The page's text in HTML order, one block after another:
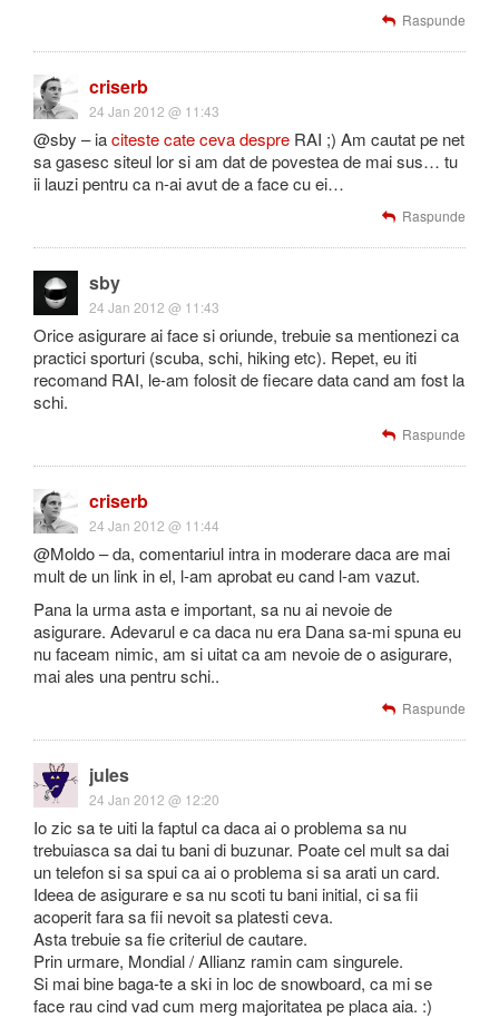
Raspunde
criserb
24 Jan 2012 @ 11:43
@sby – iaciteste cate ceva despre RAI ;) Am cautat pe net
sa gasesc siteul lor si am dat de povestea de mai sus… tu
ii lauzi pentru ca n-ai avut de a face cu ei…
Raspunde
sby
24 Jan 2012 @ 11:43
Orice asigurare ai face si oriunde, trebuie sa mentionezi ca
practici sporturi (scuba, schi, hiking etc). Repet, eu iti
recomand RAI, le-am folosit de fiecare data cand am fost la
schi.
Raspunde
criserb
24 Jan 2012 @ 11:44
@Moldo – da, comentariul intra in moderare daca are mai
mult de un link in el, l-am aprobat eu cand l-am vazut.
Pana la urma asta e important, sa nu ai nevoie de
asigurare. Adevarul e ca daca nu era Dana sa-mi spuna eu
nu faceam nimic, am si uitat ca am nevoie de o asigurare,
mai ales una pentru schi..
Raspunde
jules
24 Jan 2012 @ 12:20
Io zic sa te uiti la faptul ca daca ai o problema sa nu
trebuiasca sa dai tu bani di buzunar. Poate cel mult sa dai
un telefon si sa spui ca ai o problema si sa arati un card.
Ideea de asigurare e sa nu scoti tu bani initial, ci sa fii
acoperit fara sa fii nevoit sa platesti ceva.
Asta trebuie sa fie criteriul de cautare.
Prin urmare, Mondial / Allianz ramin cam singurele.
Si mai bine baga-te a ski in loc de snowboard, ca mi se
face rau cind vad cum merg majoritatea pe placa aia. :)